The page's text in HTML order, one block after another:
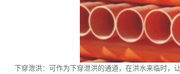
下穿泄洪：可作为下穿泄洪的通道，在洪水来临时，让